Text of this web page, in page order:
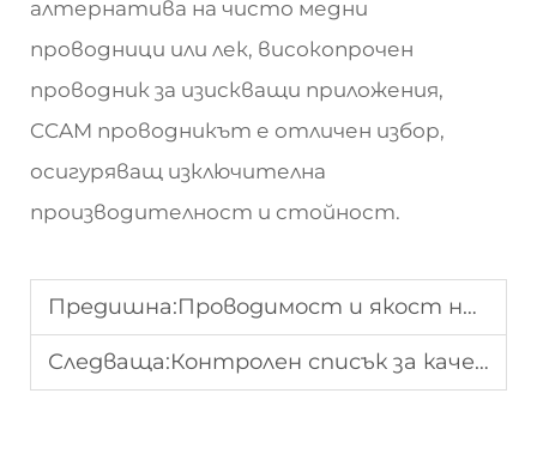
алтернатива на чисто медни
проводници или лек, високопрочен
проводник за изискващи приложения,
CCAM проводникът е отличен избор,
осигуряващ изключителна
производителност и стойност.
Предишна:Проводимост и якост на CCAM жицата: Общ преглед на производителността
Следваща:Контролен списък за качеството на CCA проводника: дебелина на медта, адхезия и изпитвания